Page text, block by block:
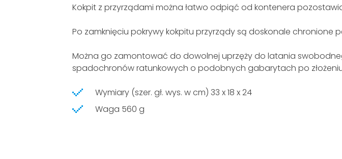
Kokpit z przyrządami można łatwo odpiąć od kontenera
Po zamknięciu pokrywy kokpitu przyrządy są doskonale chronione
Można go zamontować do dowolnej uprzęży do latania
spadochronów ratunkowych o podobnych gabarytach po
Wymiary (szer. gł. wys. w cm) 33 x 18 x 24
Waga 560 g